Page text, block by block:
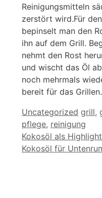
Reinigungsmitteln
zerstört wird.Für
bepinselt man den
ihn auf dem Grill.
nehmt den Rost
und wischt das Öl
noch mehrmals
bereit für das Grillen.
Kategorien
Uncategorized grill,
pflege, reinigung
Kokosöl als
Kokosöl für